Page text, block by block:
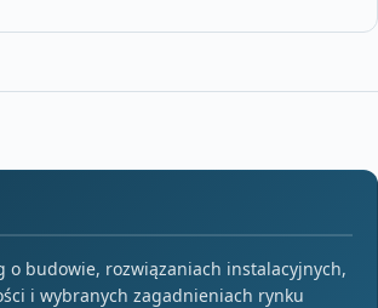
o budowie, rozwiązaniach instalacyjnych,
i wybranych zagadnieniach rynku